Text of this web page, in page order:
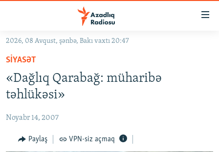
Əsas
qayıt
Əsas
naviqasiyaya
qayıt
Axtarışa
GÜNDƏM
#İZAHLA
KORRUPSIOMETR
FƏRQƏ BAX
QANUNI DOĞRU
2026, 08 Avqust, şənbə, Bakı vaxtı 20:47
SIYASƏT
«Dağlıq Qarabağ: müharibə
təhlükəsi»
Noyabr 14, 2007
Paylaş VPN-siz açmaq